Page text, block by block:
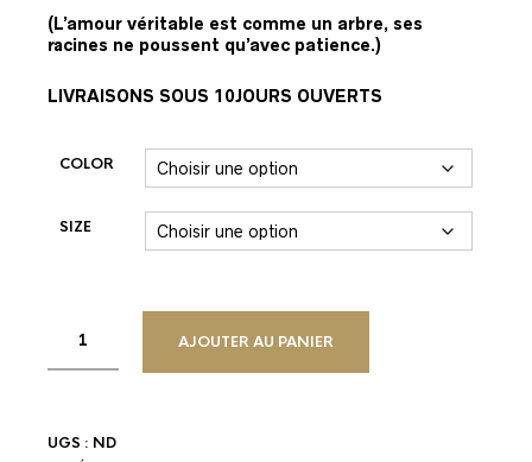
(L’amour véritable est comme un arbre, ses
racines ne poussent qu’avec patience.)
LIVRAISONS SOUS 10JOURS OUVERTS
COLOR
SIZE
AJOUTER AU PANIER
UGS : ND